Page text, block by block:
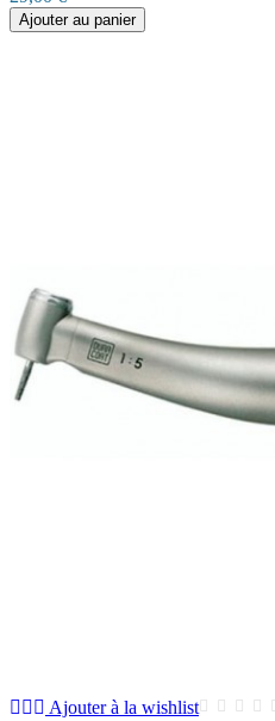
Ajouter au panier
Ajouter à la wishlist